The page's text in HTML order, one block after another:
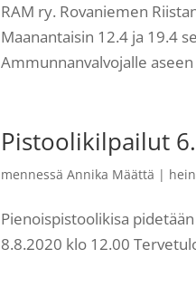
RAM ry. Rovaniemen
Maanantaisin 12.4 ja 19.4
Ammunnanvalvojalle
Pistoolikilpailut
mennessäAnnika Määttä |
Pienoispistoolikisa
8.8.2020 klo 12.00